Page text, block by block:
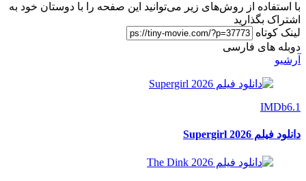
با استفاده از روش‌های زیر می‌توانید این صفحه را با دوستان خود به
اشتراک بگذارید
لینک کوتاه
دوبله های فارسی
آرشیو
IMDb6.1
دانلود فیلم Supergirl 2026